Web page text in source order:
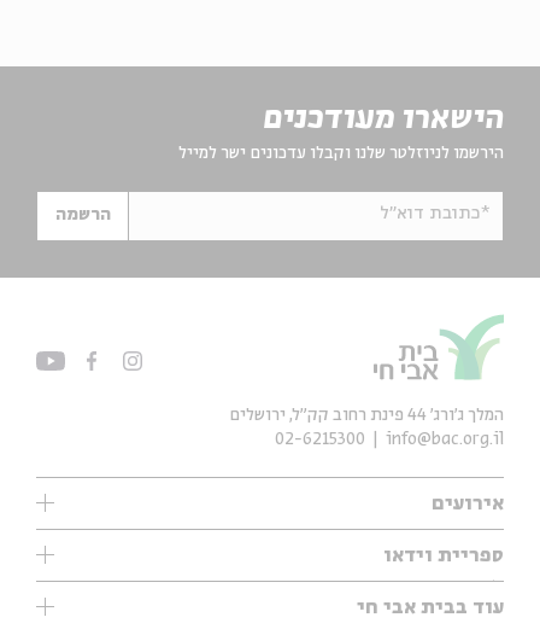
הישארו מעודכנים
הירשמו לניוזלטר שלנו וקבלו עדכונים ישר למייל
*כתובת דוא"ל הרשמה
אירועים
עיון
אנגלית
ספריית וידאו
ילדים
מוזיקה
עוד בבית אבי חי
המלך ג'ורג' 44 פינת רחוב קק״ל, ירושלים
info@bac.org.il
02-6215300